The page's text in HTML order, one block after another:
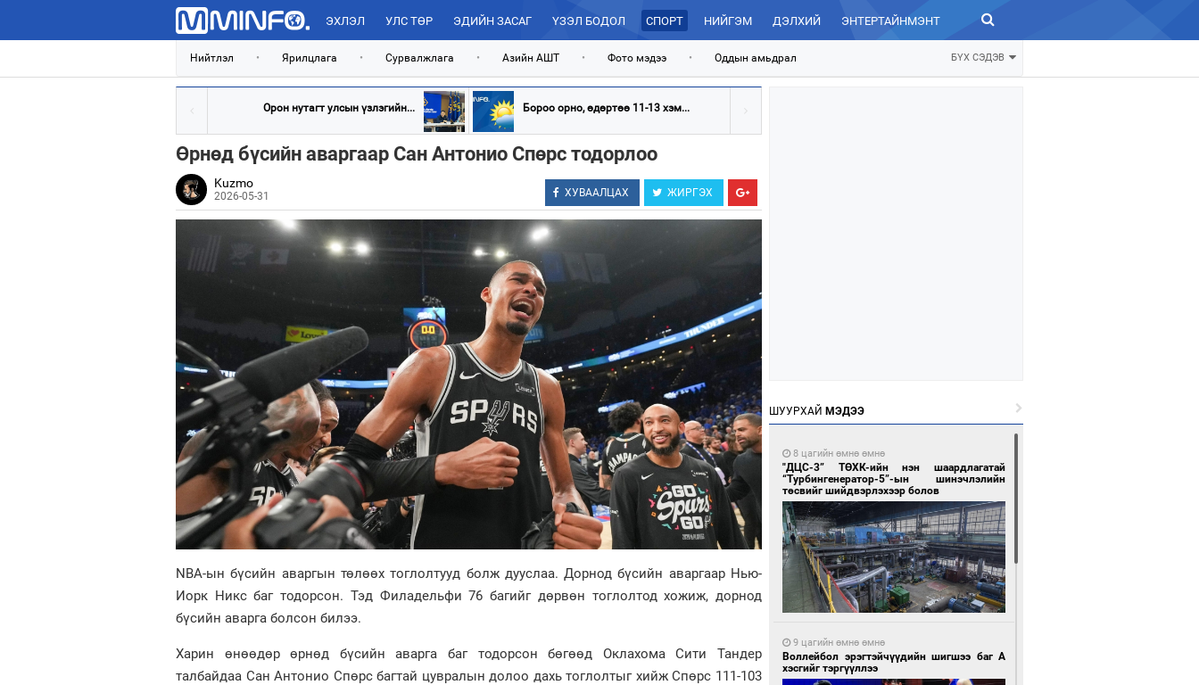
ЭХЛЭЛ УЛС ТӨР ЭДИЙН ЗАСАГ ҮЗЭЛ БОДОЛ СПОРТ НИЙГЭМ ДЭЛХИЙ ЭНТЕРТАЙНМЭНТ ЗУРХАЙ
Нийтлэл • Ярилцлага • Сурвалжлага • Азийн АШТ • Фото мэдээ • Оддын амьдрал БҮХ СЭДЭВ
Орон нутагт улсын үзлэгийн... Бороо орно, өдөртөө 11-13 хэм...
Өрнөд бүсийн аваргаар Сан Антонио Спөрс тодорлоо
Kuzmo
2026-05-31 ХУВААЛЦАХ ЖИРГЭХ
NBA-ын бүсийн аваргын төлөөх тоглолтууд болж дууслаа. Дорнод бүсийн аваргаар Нью-
Иорк Никс баг тодорсон. Тэд Филадельфи 76 багийг дөрвөн тоглолтод хожиж, дорнод
бүсийн аварга болсон билээ.
Харин өнөөдөр өрнөд бүсийн аварга баг тодорсон бөгөөд Оклахома Сити Тандер
талбайдаа Сан Антонио Спөрс багтай цувралын долоо дахь тоглолтыг хийж Спөрс 111-103
ШУУРХАЙ МЭДЭЭ
8 цагийн өмнө өмнө
"ДЦС-3” ТӨХК-ийн нэн шаардлагатай
“Турбингенератор-5”-ын шинэчлэлийн
төсвийг шийдвэрлэхээр болов
9 цагийн өмнө өмнө
Воллейбол эрэгтэйчүүдийн шигшээ баг А
хэсгийг тэргүүллээ